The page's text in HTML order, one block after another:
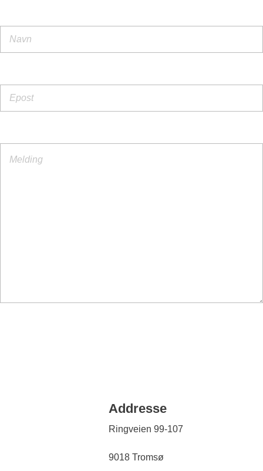
Addresse
Ringveien 99-107
9018 Tromsø